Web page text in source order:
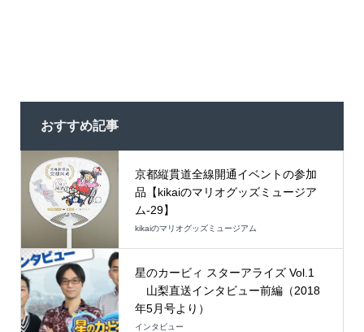
おすすめ記事
京都縦貫道全線開通イベントの参加
品【kikaiのマリオグッズミュージア
ム-29】
kikaiのマリオグッズミュージアム
星のカービィ スターアライズ Vol.1
山梨直送インタビュー前編（2018
年5月号より）
インタビュー